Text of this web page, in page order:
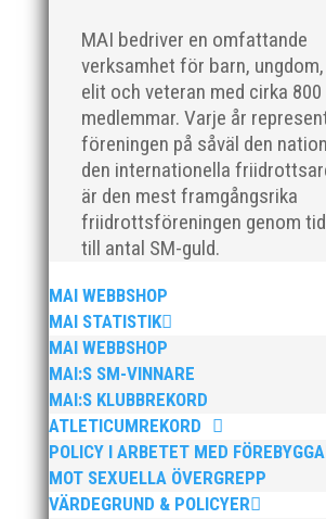
MAI bedriver en omfattande
verksamhet för barn,
elit och veteran med cirka
medlemmar. Varje år
föreningen på såväl den
den internationella
är den mest framgångsrika
friidrottsföreningen genom
till antal SM-guld.
MAI WEBBSHOP
MAI STATISTIK
MAI WEBBSHOP
MAI:S SM-VINNARE
MAI:S KLUBBREKORD
ATLETICUMREKORD
POLICY I ARBETET MED
MOT SEXUELLA ÖVERGREPP
VÄRDEGRUND & POLICYER
Nationaldagen firade detta glada och
Ystad för att tillsammans tävla i
som är en lagtävling för 13-14 åringar.
genomfördes tillsammans med IFK